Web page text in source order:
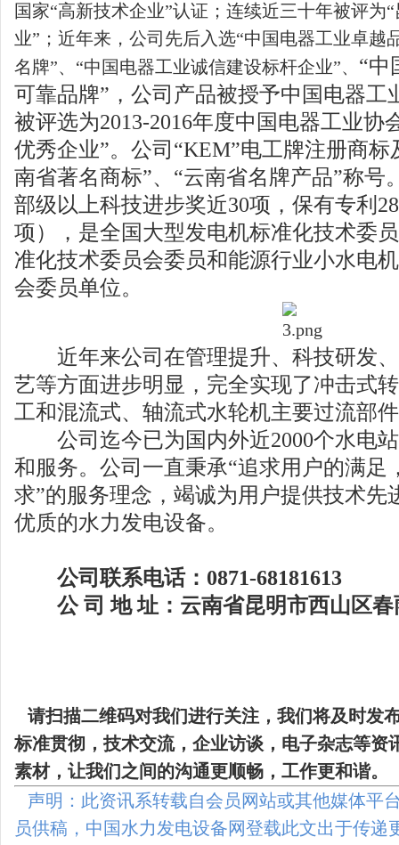
国家“高新技术企业”认证；连续近三十年被评为
业”；近年来，公司先后入选“中国电器工业卓越
名牌”、 “中国电器工业诚信建设标杆企业”、 “中
可靠品牌”，公司产品被授予中国电器工
被评选为2013-2016年度中国电器工业协
优秀企业”。公司“KEM”电工牌注册商标
南省著名商标”、“云南省名牌产品”称号
部级以上科技进步奖近30项，保有专利
项），是全国大型发电机标准化技术委
准化技术委员会委员和能源行业小水电
会委员单位。
近年来公司在管理提升、科技研发、
艺等方面进步明显，完全实现了冲击式
工和混流式、轴流式水轮机主要过流部
公司迄今已为国内外近2000个水电站
和服务。公司一直秉承“追求用户的满足
求”的服务理念，竭诚为用户提供技术先
优质的水力发电设备。
公司联系电话：0871-68181613
公 司 地 址：云南省昆明市西山区春
请扫描二维码对我们进行关注，我们将及时发
标准贯彻，技术交流，企业访谈，电子杂志等资
素材，让我们之间的沟通更顺畅，工作更和谐。
声明：此资讯系转载自会员网站或其他媒体平
员供稿，中国水力发电设备网登载此文出于传递